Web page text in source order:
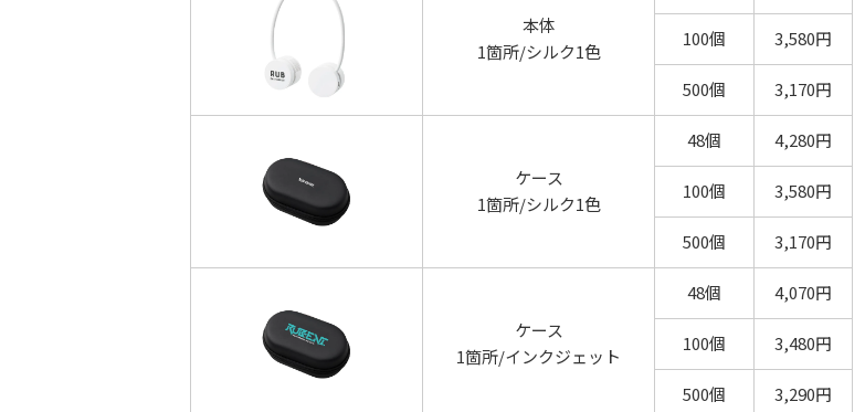
本体
1箇所/シルク1色
100個 3,580円
500個 3,170円
ケース
1箇所/シルク1色
48個 4,280円
100個 3,580円
500個 3,170円
ケース
1箇所/インクジェット
48個 4,070円
100個 3,480円
500個 3,290円